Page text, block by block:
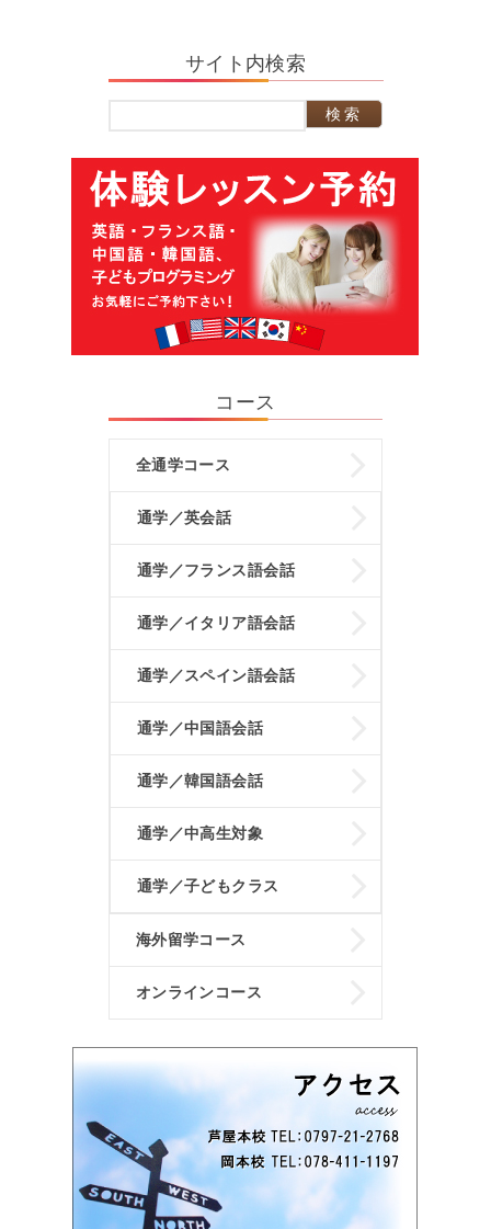
サイト内検索
コース
全通学コース
通学／英会話
通学／フランス語会話
通学／イタリア語会話
通学／スペイン語会話
通学／中国語会話
通学／韓国語会話
通学／中高生対象
通学／子どもクラス
海外留学コース
オンラインコース